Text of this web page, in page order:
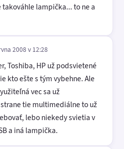
lampička... to ne a
2008 v 12:28
Toshiba, HP už podsvietené
kto ešte s tým vybehne. Ale
vec sa už
tie multimediálne to už
lebo niekedy svietia v
a iná lampička.